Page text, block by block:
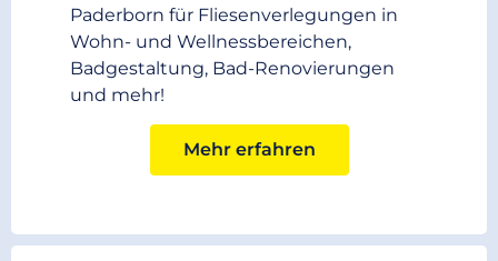
Paderborn für Fliesenverlegungen in
Wohn- und Wellnessbereichen,
Badgestaltung, Bad-Renovierungen
und mehr!
Mehr erfahren